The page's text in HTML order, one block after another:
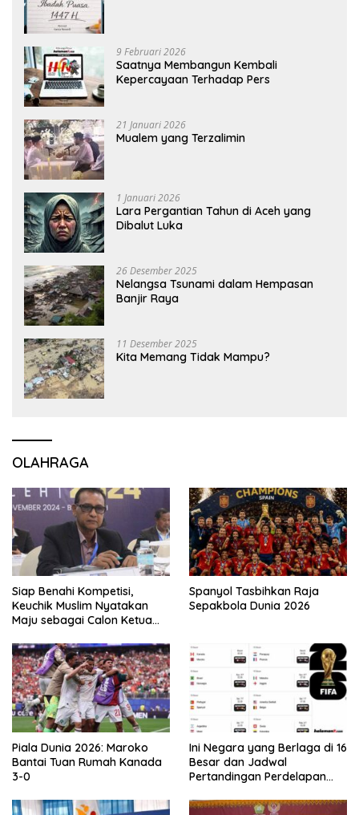
9 Februari 2026
Saatnya Membangun Kembali
Kepercayaan Terhadap Pers
21 Januari 2026
Mualem yang Terzalimin
1 Januari 2026
Lara Pergantian Tahun di Aceh yang
Dibalut Luka
26 Desember 2025
Nelangsa Tsunami dalam Hempasan
Banjir Raya
11 Desember 2025
Kita Memang Tidak Mampu?
OLAHRAGA
Siap Benahi Kompetisi,
Keuchik Muslim Nyatakan
Maju sebagai Calon Ketua
Spanyol Tasbihkan Raja
Sepakbola Dunia 2026
Piala Dunia 2026: Maroko
Bantai Tuan Rumah Kanada
3-0
Ini Negara yang Berlaga di 16
Besar dan Jadwal
Pertandingan Perdelapan